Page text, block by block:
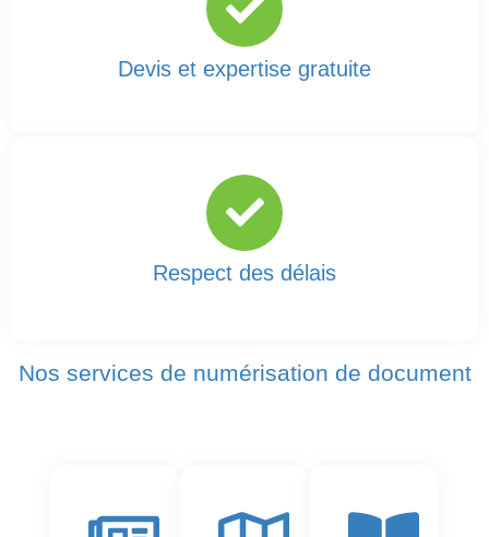
Devis et expertise gratuite
Respect des délais
Nos services de numérisation de document